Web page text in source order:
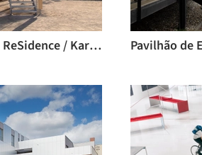
Instalação de Pesquisa ReSidence / Karlsruhe Institute of Technology (KIT) + FibR GmbH